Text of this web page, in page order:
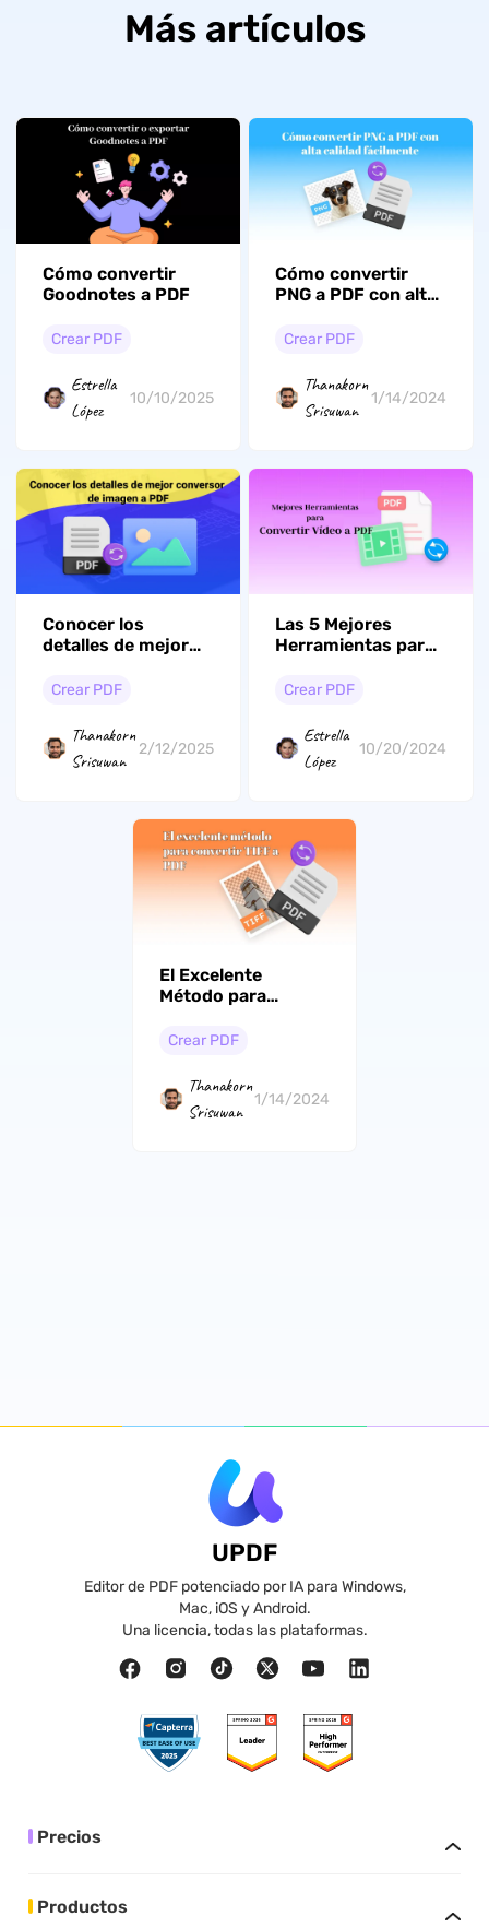
Más artículos
Cómo convertir
Goodnotes a PDF
Crear PDF
Estrella
López
10/10/2025
Cómo convertir
PNG a PDF con alta
Crear PDF
Thanakorn
Srisuwan
1/14/2024
Conocer los
detalles de mejor
imagen a PDF
Crear PDF
Thanakorn
Srisuwan
2/12/2025
Las 5 Mejores
Herramientas para
PDF
Crear PDF
Estrella
López
10/20/2024
El Excelente
Método para
PDF
Crear PDF
Thanakorn
Srisuwan
1/14/2024
UPDF
Editor de PDF potenciado por IA para Windows,
Mac, iOS y Android.
Una licencia, todas las plataformas.
Precios
Productos